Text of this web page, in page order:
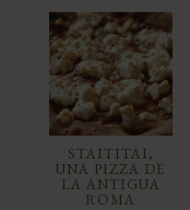
STAITITAI,
UNA PIZZA DE
LA ANTIGUA
ROMA